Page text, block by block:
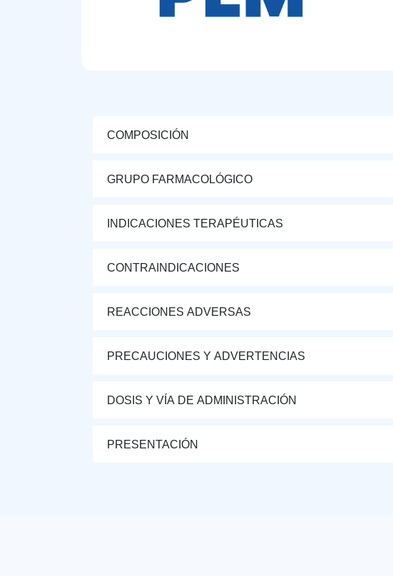
COMPOSICIÓN
GRUPO FARMACOLÓGICO
INDICACIONES TERAPÉUTICAS
CONTRAINDICACIONES
REACCIONES ADVERSAS
PRECAUCIONES Y ADVERTENCIAS
DOSIS Y VÍA DE ADMINISTRACIÓN
PRESENTACIÓN